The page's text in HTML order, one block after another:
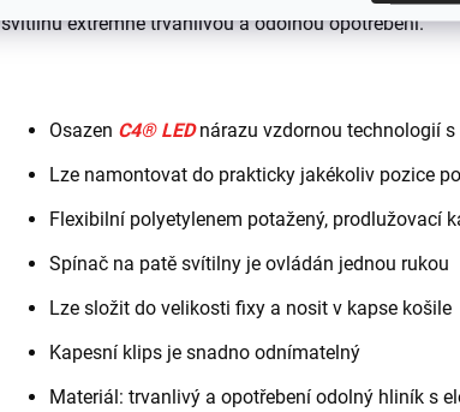
svítilnu extrémně trvanlivou a odolnou opotřebení.
Osazen C4® LEDnárazu vzdornou technologií
Lze namontovat do prakticky jakékoliv pozice
Flexibilní polyetylenem potažený, prodlužovací
Spínač na patě svítilny je ovládán jednou rukou
Lze složit do velikosti fixy a nosit v kapse košile
Kapesní klips je snadno odnímatelný
Materiál: trvanlivý a opotřebení odolný hliník s